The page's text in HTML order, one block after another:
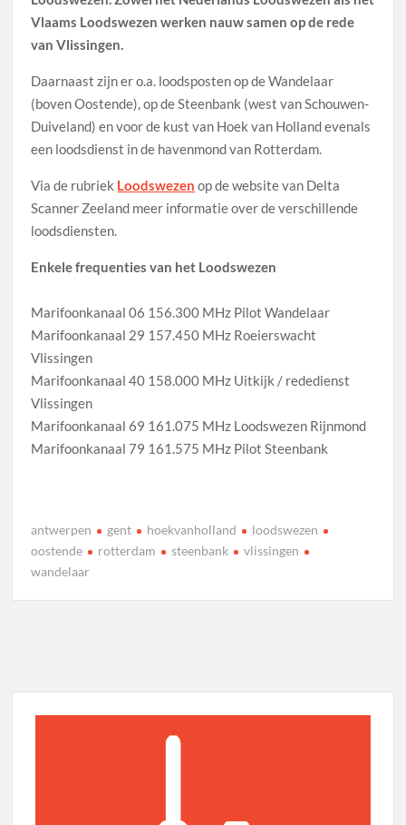
Vlaams Loodswezen werken nauw samen op de rede
van Vlissingen.
Daarnaast zijn er o.a. loodsposten op de Wandelaar
(boven Oostende), op de Steenbank (west van Schouwen-
Duiveland) en voor de kust van Hoek van Holland evenals
een loodsdienst in de havenmond van Rotterdam.
Via de rubriek Loodswezen op de website van Delta
Scanner Zeeland meer informatie over de verschillende
loodsdiensten.
Enkele frequenties van het Loodswezen
Marifoonkanaal 06 156.300 MHz Pilot Wandelaar
Marifoonkanaal 29 157.450 MHz Roeierswacht
Vlissingen
Marifoonkanaal 40 158.000 MHz Uitkijk / rededienst
Vlissingen
Marifoonkanaal 69 161.075 MHz Loodswezen Rijnmond
Marifoonkanaal 79 161.575 MHz Pilot Steenbank
antwerpen gent hoekvanholland
loodswezen
oostende
rotterdam steenbank
vlissingen
wandelaar